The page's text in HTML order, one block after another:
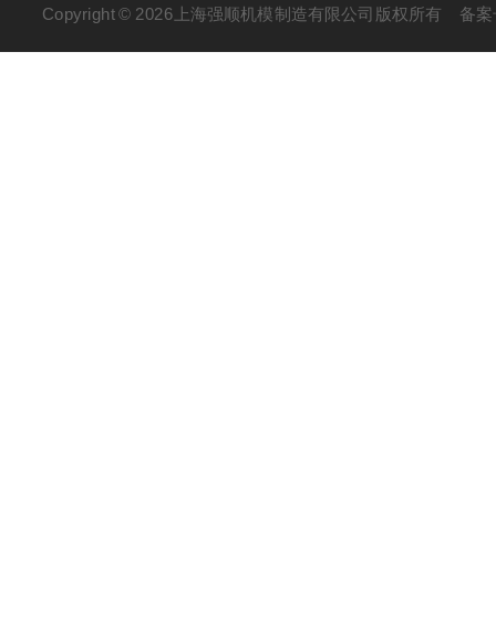
Copyright © 2026上海强顺机模制造有限公司版权所有 备